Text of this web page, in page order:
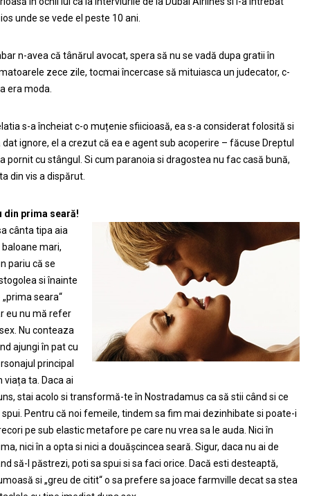
unde se vede el peste 10 ani.
n-avea că tânărul avocat, spera să nu se vadă dupa gratii în
zece zile, tocmai încercase să mituiasca un judecator, c-
era moda.
s-a încheiat c-o muțenie sfiicioasă, ea s-a considerat folosită si
dat ignore, el a crezut că ea e agent sub acoperire – făcuse Dreptul
pornit cu stângul. Si cum paranoia si dragostea nu fac casă bună,
din vis a dispărut.
din prima seară!
cânta tipa aia
baloane mari,
pariu că se
si înainte
„prima seara“
eu nu mă refer
Nu conteaza
ajungi în pat cu
principal
viața ta. Daca ai
stai acolo si transformă-te în Nostradamus ca să stii când si ce
spui. Pentru că noi femeile, tindem sa fim mai dezinhibate si poate-i
pe sub elastic metafore pe care nu vrea sa le auda. Nici în
nici în a opta si nici a douășcincea seară. Sigur, daca nu ai de
să-l păstrezi, poti sa spui si sa faci orice. Dacă esti desteaptă,
si „greu de citit“ o sa prefere sa joace farmville decat sa stea